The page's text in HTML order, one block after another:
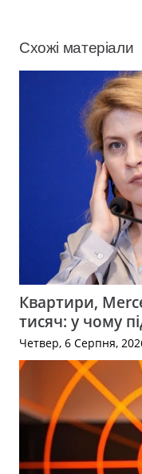
Схожі матеріали
Квартири,
тисяч: у чому
Четвер, 6 Серпня,